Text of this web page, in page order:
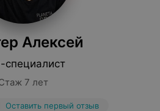
Алексей
специалист
7 лет
Оставить первый отзыв